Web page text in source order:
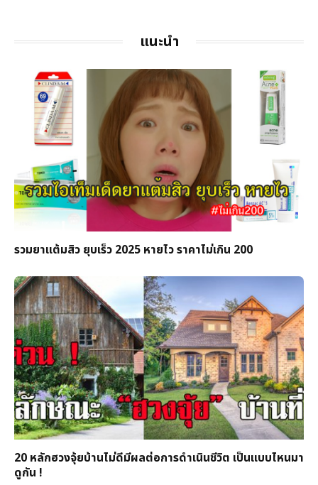
แนะนำ
รวมยาแต้มสิว ยุบเร็ว 2025 หายไว ราคาไม่เกิน 200
20 หลักฮวงจุ้ยบ้านไม่ดีมีผลต่อการดำเนินชีวิต เป็นแบบไหนมา
ดูกัน !